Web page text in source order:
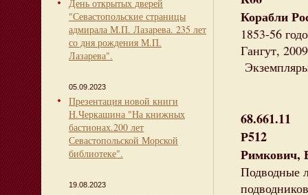
День открытых дверей
"Севастопольские страницы
адмирала М.П. Лазарева. 235 лет
со дня рождения М.П.
Лазарева".
05.09.2023
Презентация новой книги
Н.Черкашина "На книжных
бастионах.200 лет
Севастопольской Морской
библиотеке".
19.08.2023
Корабли
1853-56
Гангут,
68.661.11
Р512
Римкович,
Подводные